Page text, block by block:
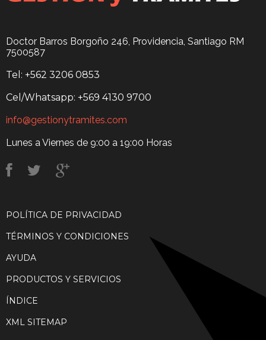
Doctor Barros Borgoño 246, Providencia, Santiago RM
7500587
Tel: +562 3206 0853
Cel/Whatsapp: +569 4130 9700
info@gestionytramites.com
Lunes a Viernes de 9:00 a 19:00 Horas
POLÍTICA DE PRIVACIDAD
TÉRMINOS Y CONDICIONES
AYUDA
PRODUCTOS Y SERVICIOS
ÍNDICE
XML SITEMAP